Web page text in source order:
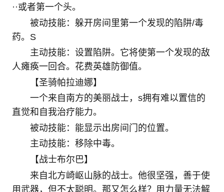
··或者第一个头。
被动技能：躲开房间里第一个发现的陷阱/毒
药。S
主动技能：设置陷阱。它将使第一个发现的敌
人瘫痪一回合。花费英雄防御值。
【圣骑帕拉迪娜】
一个来自南方的美丽战士，s拥有难以置信的
直觉和自我治疗能力。
被动技能：能显示出房间门的位置。
主动技能：移除中毒。
【战士布尔巴】
来自北方崎岖山脉的战士。他很坚强，善于使
用武器，但不太聪明。那又怎么样？用力量无法解